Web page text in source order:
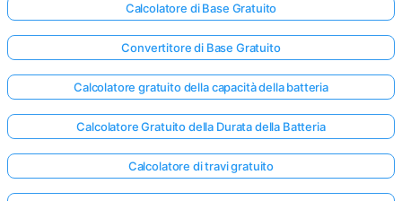
Calcolatore di Base Gratuito
Convertitore di Base Gratuito
Calcolatore gratuito della capacità della batteria
Calcolatore Gratuito della Durata della Batteria
Calcolatore di travi gratuito